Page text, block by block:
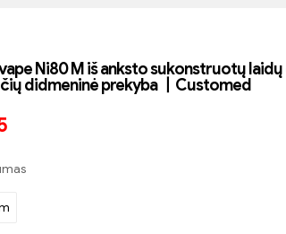
Ni80 M iš anksto sukonstruotų
didmeninė prekyba 丨Customed